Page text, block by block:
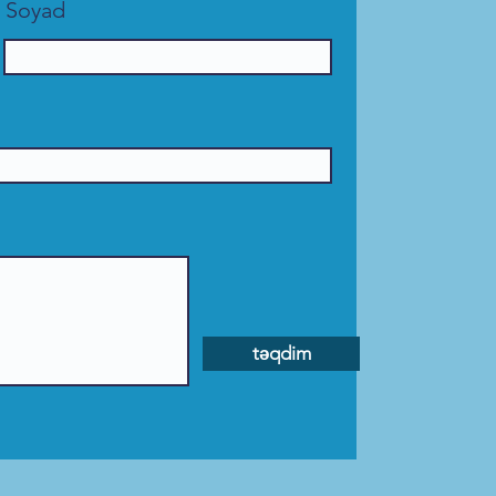
Soyad
təqdim